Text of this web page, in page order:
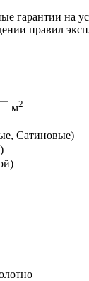
гарантии на
правил
м2
Сатиновые)